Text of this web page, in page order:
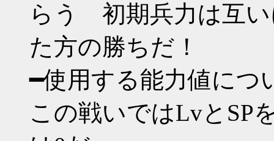
らう 初期兵力は互い
た方の勝ちだ！
━使用する能力値に
この戦いではLvとSP